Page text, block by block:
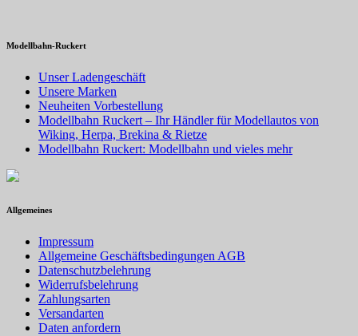
Modellbahn-Ruckert
Unser Ladengeschäft
Unsere Marken
Neuheiten Vorbestellung
Modellbahn Ruckert – Ihr Händler für Modellautos von
Wiking, Herpa, Brekina & Rietze
Modellbahn Ruckert: Modellbahn und vieles mehr
Allgemeines
Impressum
Allgemeine Geschäftsbedingungen AGB
Datenschutzbelehrung
Widerrufsbelehrung
Zahlungsarten
Versandarten
Daten anfordern